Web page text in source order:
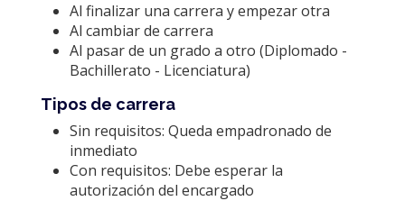
Al finalizar una carrera y empezar otra
Al cambiar de carrera
Al pasar de un grado a otro (Diplomado -
Bachillerato - Licenciatura)
Tipos de carrera
Sin requisitos: Queda empadronado de
inmediato
Con requisitos: Debe esperar la
autorización del encargado